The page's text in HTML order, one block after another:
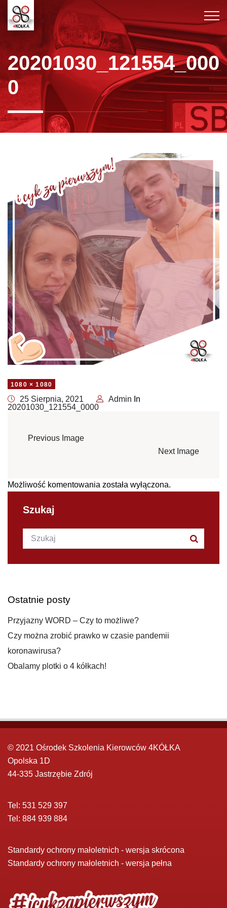
20201030_121554_000
0
1080 × 1080
25 Sierpnia, 2021 Admin In
20201030_121554_0000
Previous Image
Next Image
Możliwość komentowania została wyłączona.
Szukaj
Szukana fraza:
Ostatnie posty
Przyjazny WORD – Czy to możliwe?
Czy można zrobić prawko w czasie pandemii
koronawirusa?
Obalamy plotki o 4 kółkach!
© 2021 Ośrodek Szkolenia Kierowców 4KÓŁKA
Opolska 1D
44-335 Jastrzębie Zdrój
Tel: 531 529 397
Tel: 884 939 884
Standardy ochrony małoletnich - wersja skrócona
Standardy ochrony małoletnich - wersja pełna